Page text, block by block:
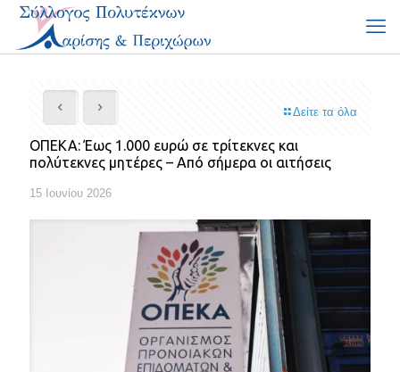
Δείτε τα όλα
ΟΠΕΚΑ: Έως 1.000 ευρώ σε τρίτεκνες και
πολύτεκνες μητέρες – Από σήμερα οι αιτήσεις
15 Ιουνίου 2026